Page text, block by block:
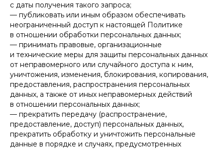
с даты получения такого запроса;
— публиковать или иным образом обеспечивать
неограниченный доступ к настоящей Политике
в отношении обработки персональных данных;
— принимать правовые, организационные
и технические меры для защиты персональных данных
от неправомерного или случайного доступа к ним,
уничтожения, изменения, блокирования, копирования,
предоставления, распространения персональных
данных, а также от иных неправомерных действий
в отношении персональных данных;
— прекратить передачу (распространение,
предоставление, доступ) персональных данных,
прекратить обработку и уничтожить персональные
данные в порядке и случаях, предусмотренных